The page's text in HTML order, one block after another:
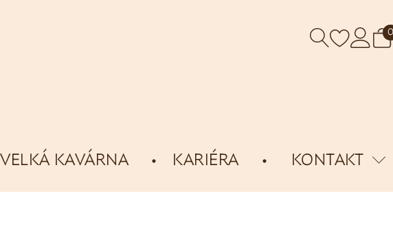
0
VELKÁ KAVÁRNA KARIÉRA KONTAKT